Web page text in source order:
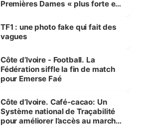
Premières Dames « plus forte et
sur la scène internationale »
TF1 : une photo fake qui fait des
vagues
Côte d’Ivoire - Football. La
Fédération siffle la fin de match
pour Emerse Faé
Côte d’Ivoire. Café-cacao: Un
Système national de Traçabilité
pour améliorer l’accès au marché